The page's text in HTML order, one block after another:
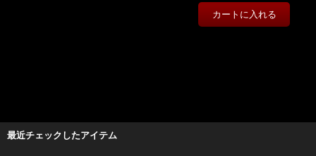
最近チェックしたアイテム